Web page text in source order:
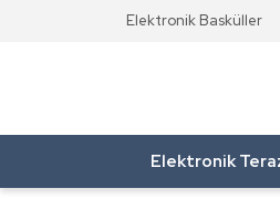
Elektronik Basküller
Elektronik